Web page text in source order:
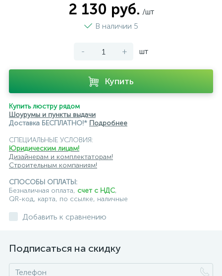
модульные трековые подвесные трековые
светильники для модульной системы
черные ЭРА Crystal Lux Ambrella
2 130 руб. /шт
В наличии 5
- + шт
Купить
Купить люстру рядом
Шоурумы и пункты выдачи
Доставка БЕСПЛАТНО!* Подробнее
СПЕЦИАЛЬНЫЕ УСЛОВИЯ:
Юридическим лицам!
Дизайнерам и комплектаторам!
Строительным компаниям!
СПОСОБЫ ОПЛАТЫ:
Безналичная оплата, счет с НДС,
QR-код, карта, по ссылке, наличные
Добавить к сравнению
Подписаться на скидку